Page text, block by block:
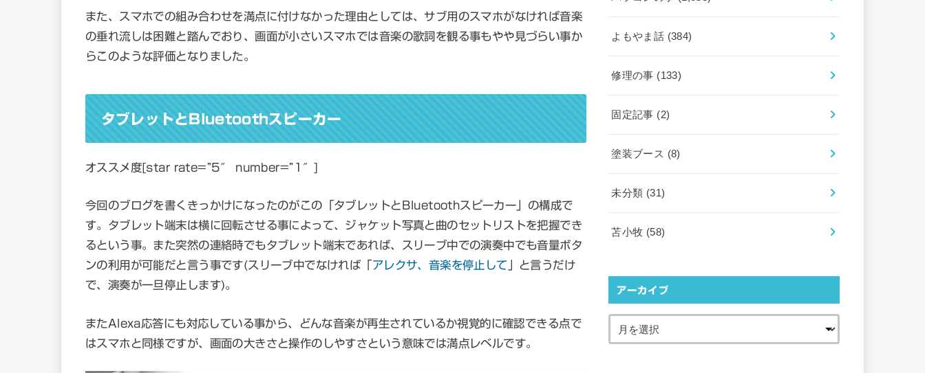
また、スマホでの組み合わせを満点に付けなかった理由としては、サブ用のスマホがなければ音楽
の垂れ流しは困難と踏んでおり、画面が小さいスマホでは音楽の歌詞を観る事もやや見づらい事か
らこのような評価となりました。
タブレットとBluetoothスピーカー
オススメ度[star rate=”5″ number=”1″]
今回のブログを書くきっかけになったのがこの「タブレットとBluetoothスピーカー」の構成で
す。タブレット端末は横に回転させる事によって、ジャケット写真と曲のセットリストを把握でき
るという事。また突然の連絡時でもタブレット端末であれば、スリーブ中での演奏中でも音量ボタ
ンの利用が可能だと言う事です(スリーブ中でなければ「アレクサ、音楽を停止して 」と言うだけ
で、演奏が一旦停止します)。
またAlexa応答にも対応している事から、どんな音楽が再生されているか視覚的に確認できる点で
はスマホと同様ですが、画面の大きさと操作のしやすさという意味では満点レベルです。
よもやま話 (384)
修理の事 (133)
固定記事 (2)
塗装ブース (8)
未分類 (31)
苫小牧 (58)
アーカイブ